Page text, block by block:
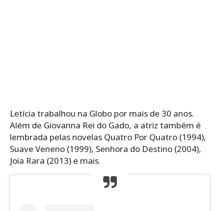
Letícia trabalhou na Globo por mais de 30 anos.
Além de Giovanna Rei do Gado, a atriz também é
lembrada pelas novelas Quatro Por Quatro (1994),
Suave Veneno (1999), Senhora do Destino (2004),
Joia Rara (2013) e mais.